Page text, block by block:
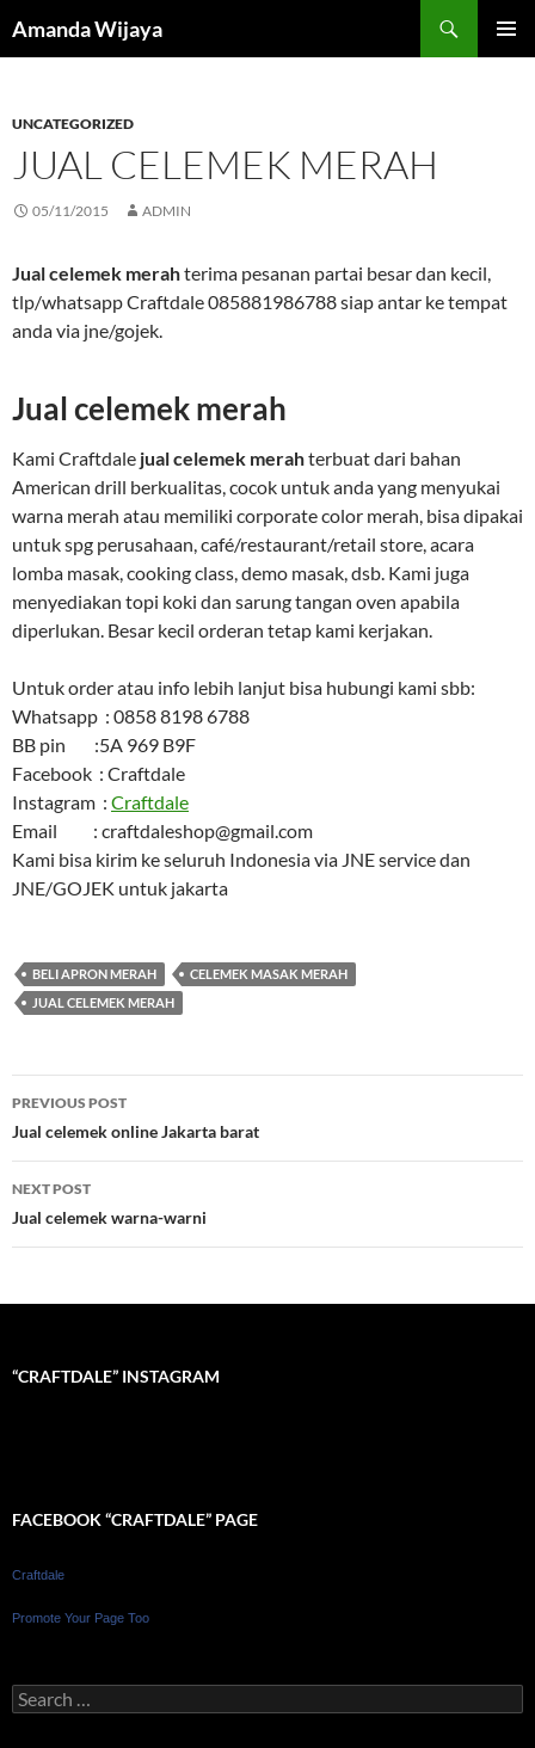
Amanda Wijaya
UNCATEGORIZED
JUAL CELEMEK MERAH
05/11/2015 ADMIN
Jual celemek merahterima pesanan partai besar dan kecil,
tlp/whatsapp Craftdale 085881986788 siap antar ke tempat
anda via jne/gojek.
Jual celemek merah
Kami Craftdale jual celemek merahterbuat dari bahan
American drill berkualitas, cocok untuk anda yang menyukai
warna merah atau memiliki corporate color merah, bisa dipakai
untuk spg perusahaan, café/restaurant/retail store, acara
lomba masak, cooking class, demo masak, dsb. Kami juga
menyediakan topi koki dan sarung tangan oven apabila
diperlukan. Besar kecil orderan tetap kami kerjakan.
Untuk order atau info lebih lanjut bisa hubungi kami sbb:
Whatsapp : 0858 8198 6788
BB pin :5A 969 B9F
Facebook : Craftdale
Instagram : Craftdale
Email : craftdaleshop@gmail.com
Kami bisa kirim ke seluruh Indonesia via JNE service dan
JNE/GOJEK untuk jakarta
BELI APRON MERAH
CELEMEK MASAK MERAH
JUAL CELEMEK MERAH
Post
navigation
PREVIOUS POST
Jual celemek online Jakarta barat
NEXT POST
Jual celemek warna-warni
“CRAFTDALE” INSTAGRAM
FACEBOOK “CRAFTDALE” PAGE
Craftdale
Promote Your Page Too
Search
for: